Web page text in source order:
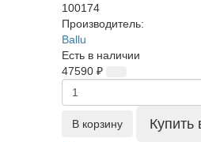
100174
Производитель:
Ballu
Есть в наличии
47590 ₽
В корзину Купить